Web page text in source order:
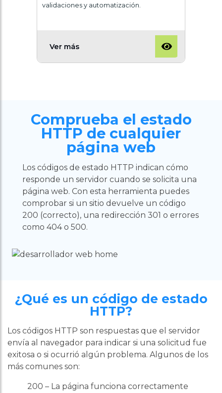
validaciones y automatización.
Ver más
Comprueba el estado
HTTP de cualquier
página web
Los códigos de estado HTTP indican cómo
responde un servidor cuando se solicita una
página web. Con esta herramienta puedes
comprobar si un sitio devuelve un código
200 (correcto), una redirección 301 o errores
como 404 o 500.
¿Qué es un código de estado
HTTP?
Los códigos HTTP son respuestas que el servidor
envía al navegador para indicar si una solicitud fue
exitosa o si ocurrió algún problema. Algunos de los
más comunes son:
200 – La página funciona correctamente